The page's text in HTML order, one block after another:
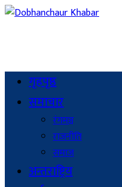
गृहपृष्ठ
समाचार
रंगमञ्च
राजनीति
समाज
अन्तराष्ट्रिय